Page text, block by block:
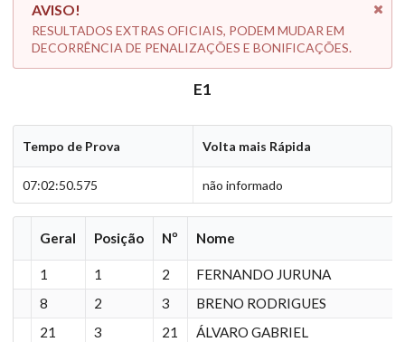
AVISO!
RESULTADOS EXTRAS OFICIAIS, PODEM MUDAR EM
DECORRÊNCIA DE PENALIZAÇÕES E BONIFICAÇÕES.
E1
Tempo de Prova Volta mais Rápida
07:02:50.575 não informado
Geral Posição Nº Nome
1 1 2
FERNANDO JURUNA
8
2 3
BRENO RODRIGUES
21
3 21
ÁLVARO GABRIEL